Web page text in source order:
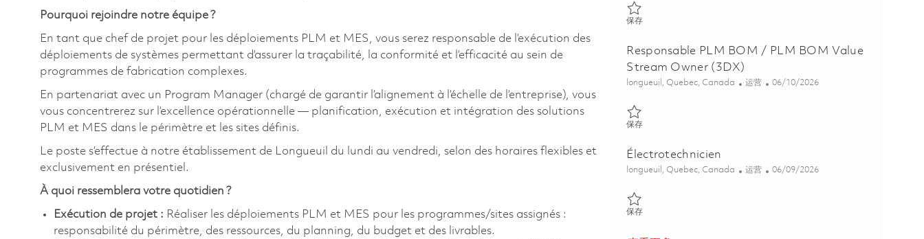
Pourquoi rejoindre notre équipe ?
En tant que chef de projet pour les déploiements PLM et MES, vous serez responsable de l’exécution des
déploiements de systèmes permettant d’assurer la traçabilité, la conformité et l’efficacité au sein de
programmes de fabrication complexes.
En partenariat avec un Program Manager (chargé de garantir l’alignement à l’échelle de l’entreprise), vous
vous concentrerez sur l’excellence opérationnelle — planification, exécution et intégration des solutions
PLM et MES dans le périmètre et les sites définis.
Le poste s’effectue à notre établissement de Longueuil du lundi au vendredi, selon des horaires flexibles et
exclusivement en présentiel.
À quoi ressemblera votre quotidien ?
Exécution de projet : Réaliser les déploiements PLM et MES pour les programmes/sites assignés :
responsabilité du périmètre, des ressources, du planning, du budget et des livrables.
保存保存 Gestionnaire Senior, Logistique des projets strategiques et
Responsable PLM BOM / PLM BOM Value
Stream Owner (3DX)
位置
longueuil, Quebec, Canada 类别
运营 Posted Date
06/10/2026
保存保存 Responsable PLM BOM / PLM BOM Value Stream Owner (3DX)
Électrotechnicien
位置
longueuil, Quebec, Canada 类别
运营 Posted Date
06/09/2026
保存保存 Électrotechnicien 01842178